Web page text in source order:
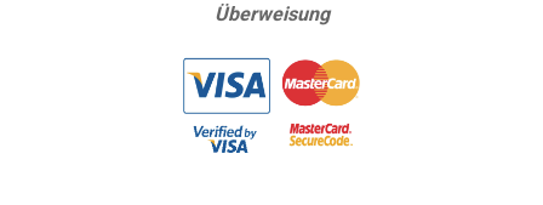
Überweisung